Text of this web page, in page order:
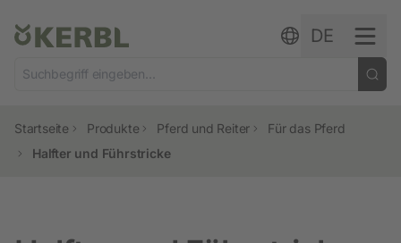
DE
Startseite Produkte Pferd und Reiter
Für das Pferd
Halfter und Führstricke